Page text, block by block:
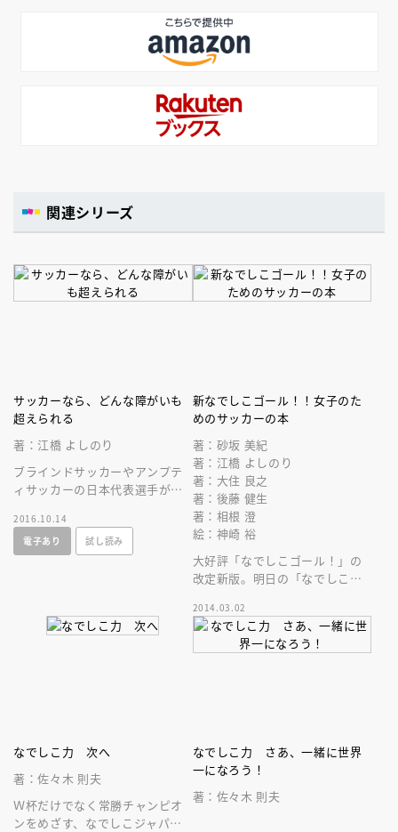
関連シリーズ
サッカーなら、どんな障がいも
超えられる
著：江橋 よしのり
ブラインドサッカーやアンプテ
ィサッカーの日本代表選手が語
思い。障がい者サッカー７団体
の基本情報も
2016.10.14
電子あり
試し読み
新なでしこゴール！！女子のた
めのサッカーの本
著：砂坂 美紀
著：江橋 よしのり
著：大住 良之
著：後藤 健生
著：相根 澄
絵：神崎 裕
大好評「なでしこゴール！」の
改定新版。明日の「なでしこジ
る、”使える”サッカー知識がつ
まった本
2014.03.02
なでしこ力 次へ
著：佐々木 則夫
Ｗ杯だけでなく常勝チャンピオ
ンをめざす、なでしこジャパ
なでしこ力 さあ、一緒に世界
一になろう！
著：佐々木 則夫